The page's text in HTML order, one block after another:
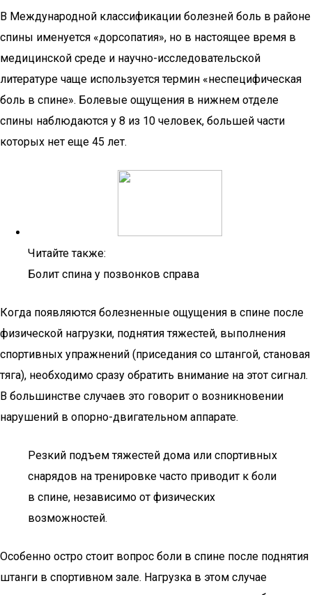
В Международной классификации болезней боль в районе
спины именуется «дорсопатия», но в настоящее время в
медицинской среде и научно-исследовательской
литературе чаще используется термин «неспецифическая
боль в спине». Болевые ощущения в нижнем отделе
спины наблюдаются у 8 из 10 человек, большей части
которых нет еще 45 лет.
Читайте также:
Болит спина у позвонков справа
Когда появляются болезненные ощущения в спине после
физической нагрузки, поднятия тяжестей, выполнения
спортивных упражнений (приседания со штангой, становая
тяга), необходимо сразу обратить внимание на этот сигнал.
В большинстве случаев это говорит о возникновении
нарушений в опорно-двигательном аппарате.
Резкий подъем тяжестей дома или спортивных
снарядов на тренировке часто приводит к боли
в спине, независимо от физических
возможностей.
Особенно остро стоит вопрос боли в спине после поднятия
штанги в спортивном зале. Нагрузка в этом случае